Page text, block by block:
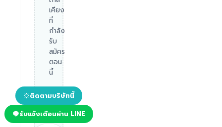
เคียง
ที่
กำลัง
รับ
สมัคร
ตอน
นี้
ติดตามบริษัทนี้
รับแจ้งเตือนผ่าน LINE